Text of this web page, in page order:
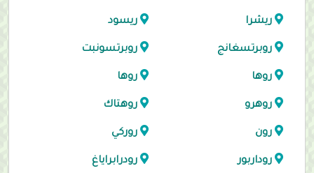
ريشرا ريسود
روبرتسغانج روبرتسونبت
روها روها
روهرو روهتاك
رون روركي
روداربور رودرابراياغ